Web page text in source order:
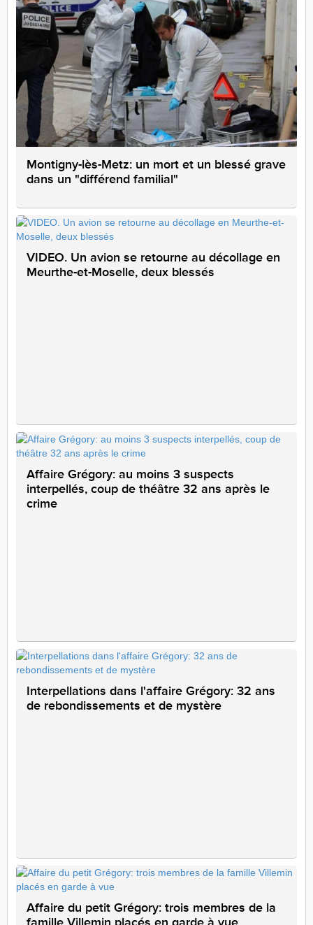
Montigny-lès-Metz: un mort et un blessé grave
dans un "différend familial"
VIDEO. Un avion se retourne au décollage en
Meurthe-et-Moselle, deux blessés
Affaire Grégory: au moins 3 suspects
interpellés, coup de théâtre 32 ans après le
crime
Interpellations dans l'affaire Grégory: 32 ans
de rebondissements et de mystère
Affaire du petit Grégory: trois membres de la